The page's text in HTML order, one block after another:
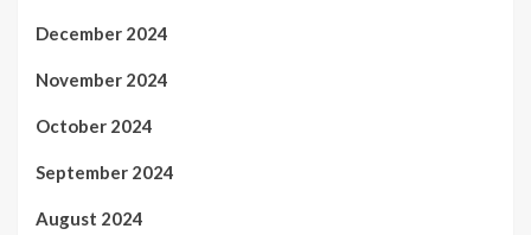
December 2024
November 2024
October 2024
September 2024
August 2024